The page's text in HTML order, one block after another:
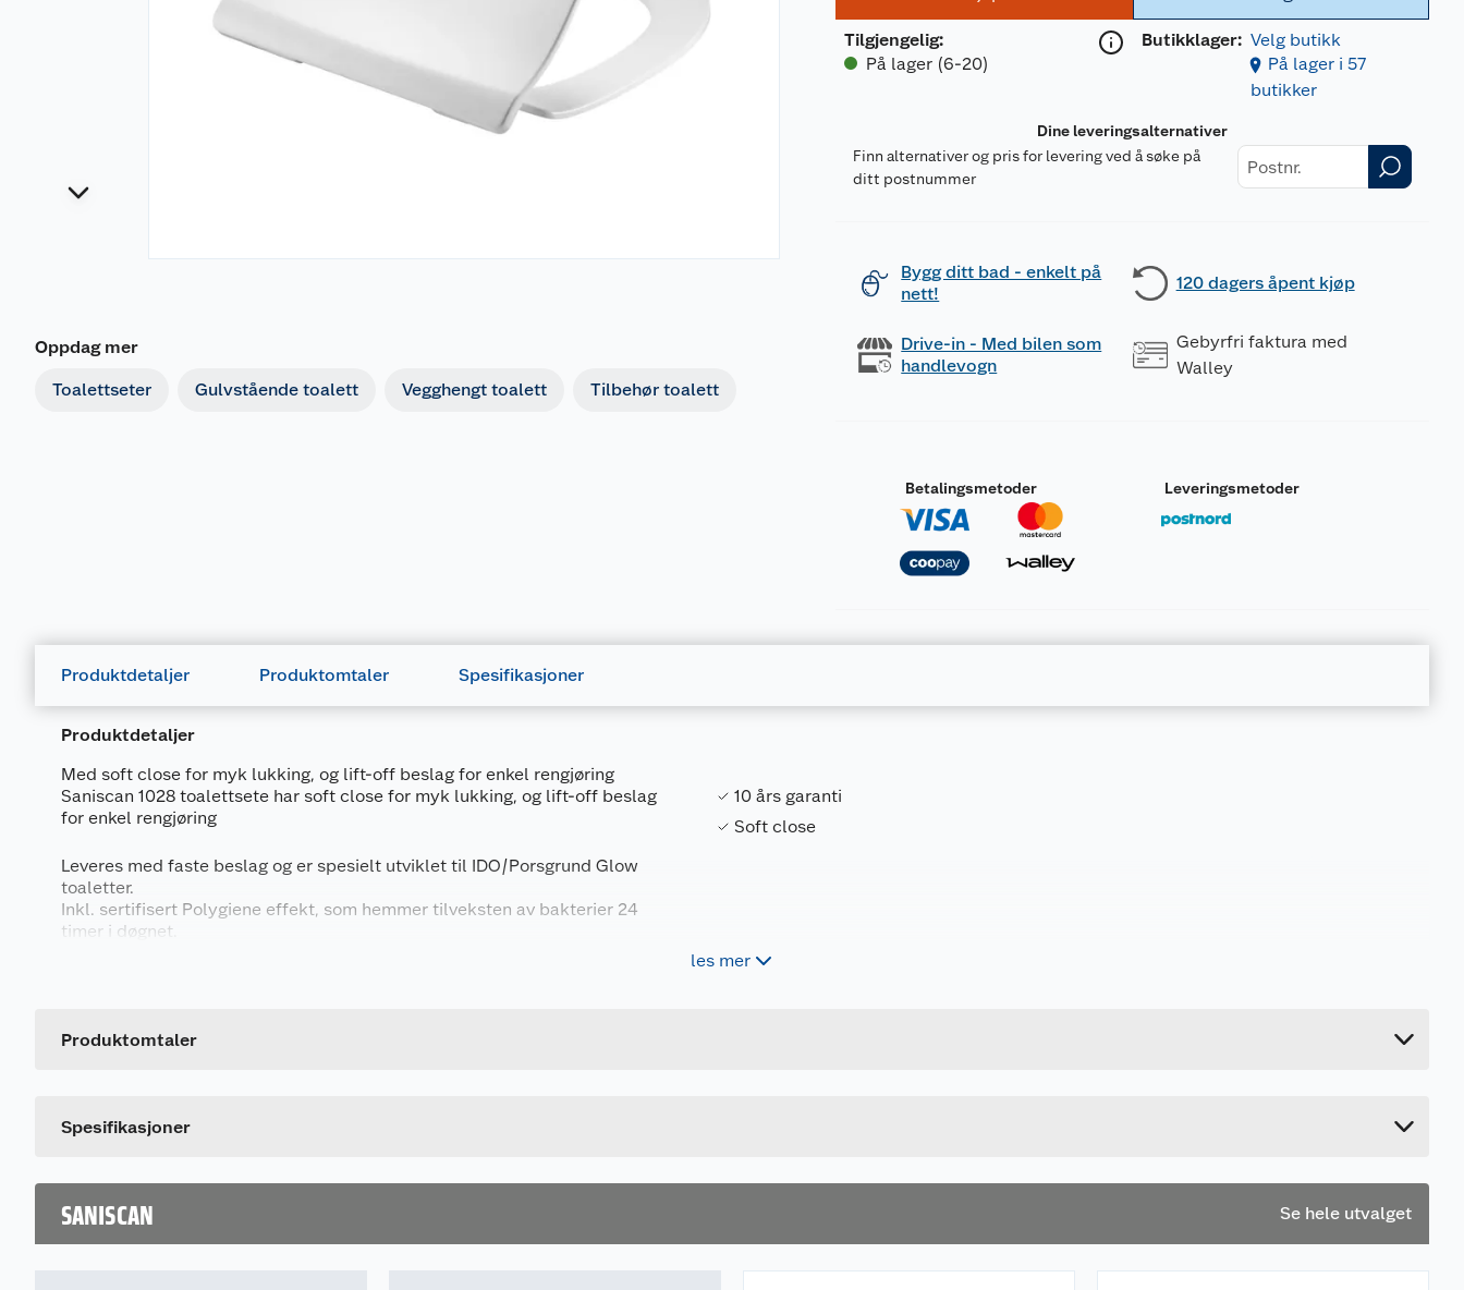
Oppdag mer
Toalettseter Gulvstående toalett Vegghengt toalett Tilbehør toalett
Tilgjengelig:
På lager (6-20)
Butikklager: Velg butikk
På lager i 57
butikker
Dine leveringsalternativer
Finn alternativer og pris for levering ved å søke på
ditt postnummer
Bygg ditt bad - enkelt på
nett!
120 dagers åpent kjøp
Drive-in - Med bilen som
handlevogn
Gebyrfri faktura med
Walley
Betalingsmetoder Leveringsmetoder
Produktdetaljer Produktomtaler Spesifikasjoner
Produktdetaljer
Med soft close for myk lukking, og lift-off beslag for enkel rengjøring
Saniscan 1028 toalettsete har soft close for myk lukking, og lift-off beslag
for enkel rengjøring
Leveres med faste beslag og er spesielt utviklet til IDO/Porsgrund Glow
toaletter.
Inkl. sertifisert Polygiene effekt, som hemmer tilveksten av bakterier 24
timer i døgnet.
10 års garanti
Soft close
les mer
Produktomtaler
Spesifikasjoner
Leverandørens artikkelnummer
Forpakningsmål
SANISCAN Se hele utvalget